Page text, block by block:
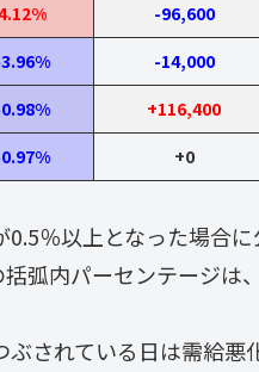
-96,600
-14,000
+116,400
+0
％以上となった場合
弧内パーセンテージは
されている日は需給